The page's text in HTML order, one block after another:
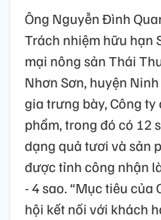
Ông Nguyễn Đình
Trách nhiệm hữu hạn
mại nông sản Thái
Nhơn Sơn, huyện
gia trưng bày, Công
phẩm, trong đó có 12
dạng quả tươi và sản
được tỉnh công nhận
- 4 sao. “Mục tiêu của
hội kết nối với khách